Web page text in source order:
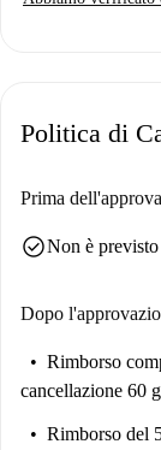
Politica di
Prima
check_circleNon è
Dopo
Rimborso
cancellazione 60
Rimborso del